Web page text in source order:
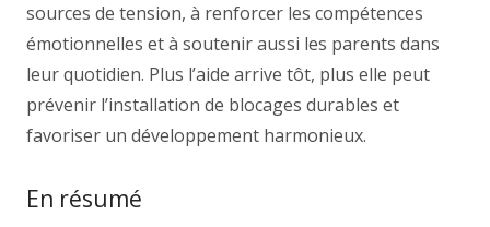
sources de tension, à renforcer les compétences
émotionnelles et à soutenir aussi les parents dans
leur quotidien. Plus l’aide arrive tôt, plus elle peut
prévenir l’installation de blocages durables et
favoriser un développement harmonieux.
En résumé